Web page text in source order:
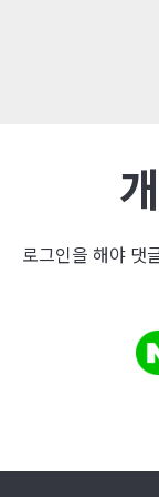
로그인을 해야 댓